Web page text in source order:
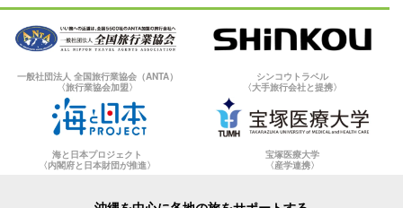
一般社団法人 全国旅行業協会（ANTA）
〈旅行業協会加盟〉
シンコウトラベル
〈大手旅行会社と提携〉
海と日本プロジェクト
〈内閣府と日本財団が推進〉
宝塚医療大学
〈産学連携〉